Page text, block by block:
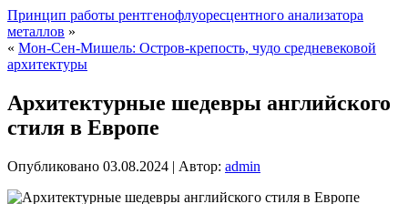
Принцип работы рентгенофлуоресцентного анализатора
металлов »
« Мон-Сен-Мишель: Остров-крепость, чудо средневековой
архитектуры
Архитектурные шедевры английского
стиля в Европе
Опубликовано 03.08.2024 | Автор: admin